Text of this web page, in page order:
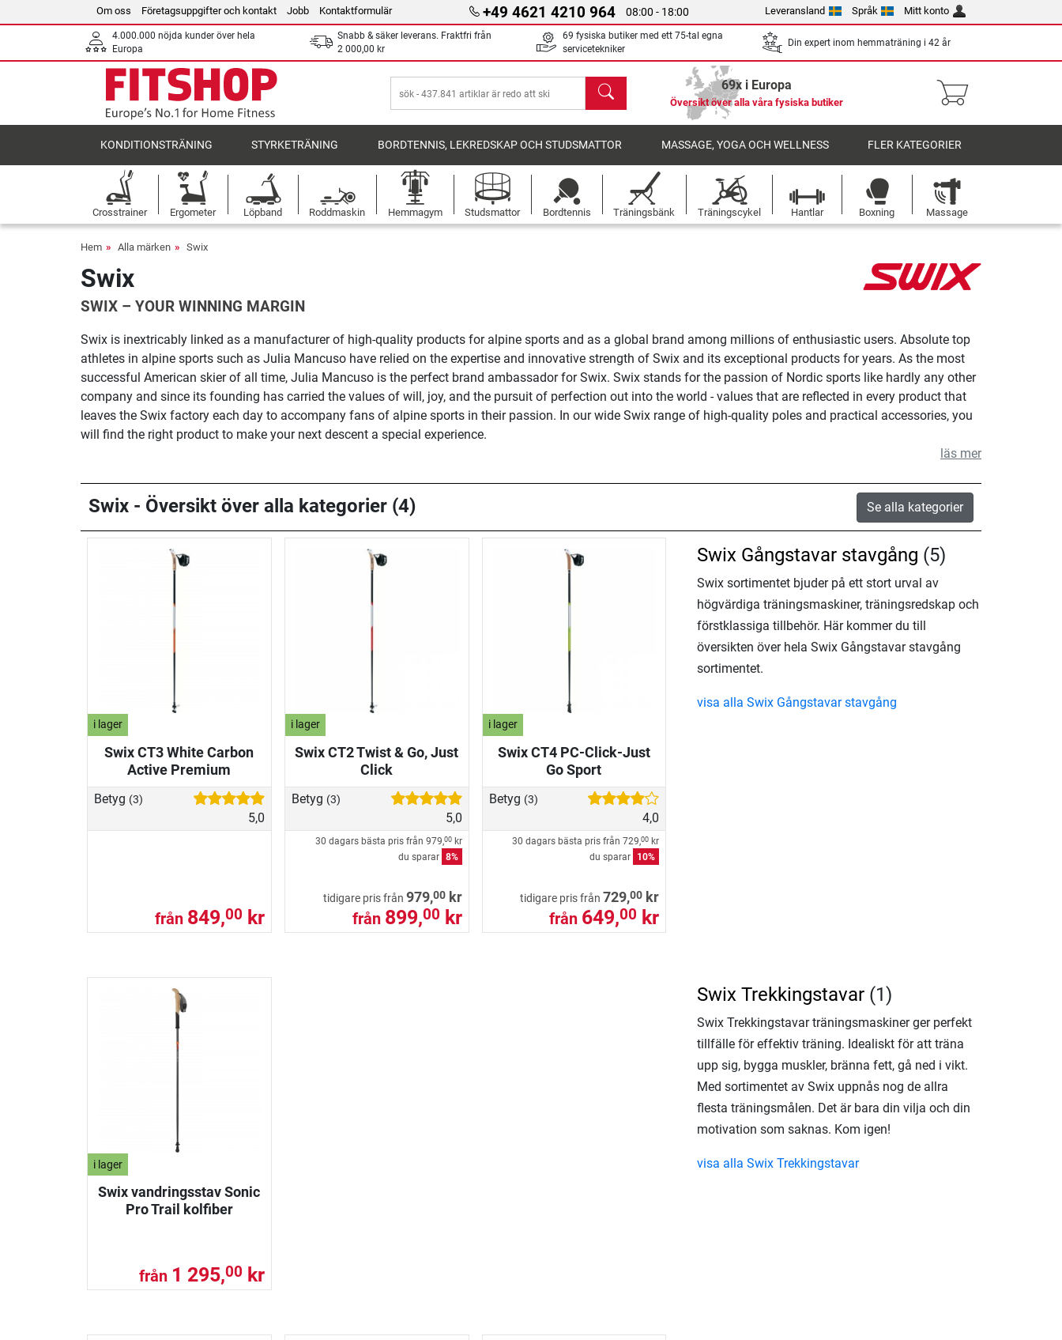
Om oss Företagsuppgifter och kontakt Jobb Kontaktformulär +49 4621 4210 964 08:00 - 18:00 Leveransland Språk Mitt konto
4.000.000 nöjda kunder över hela
Europa
Snabb & säker leverans. Fraktfri från
2 000,00 kr
69 fysiska butiker med ett 75-tal egna
servicetekniker
Din expert inom hemmaträning i 42 år
sök 69x i Europa
Översikt över alla våra fysiska butiker
KONDITIONSTRÄNING STYRKETRÄNING BORDTENNIS, LEKREDSKAP OCH STUDSMATTOR MASSAGE, YOGA OCH WELLNESS FLER KATEGORIER
Crosstrainer Ergometer Löpband Roddmaskin Hemmagym Studsmattor Bordtennis Träningsbänk Träningscykel Hantlar Boxning Massage
Hem Alla märken Swix
Swix
SWIX – YOUR WINNING MARGIN
Swix is inextricably linked as a manufacturer of high-quality products for alpine sports and as a global brand among millions of enthusiastic users. Absolute top
athletes in alpine sports such as Julia Mancuso have relied on the expertise and innovative strength of Swix and its exceptional products for years. As the most
successful American skier of all time, Julia Mancuso is the perfect brand ambassador for Swix. Swix stands for the passion of Nordic sports like hardly any other
company and since its founding has carried the values of will, joy, and the pursuit of perfection out into the world - values that are reflected in every product that
leaves the Swix factory each day to accompany fans of alpine sports in their passion. In our wide Swix range of high-quality poles and practical accessories, you
will find the right product to make your next descent a special experience.
läs mer
Swix - Översikt över alla kategorier (4) Se alla kategorier
i lager
Swix CT3 White Carbon
Active Premium
Betyg (3)
5,0
från 849,00 kr
i lager
Swix CT2 Twist & Go, Just
Click
Betyg (3)
5,0
30 dagars bästa pris från 979,00kr
du sparar 8%
tidigare pris från 979,00kr
från 899,00 kr
i lager
Swix CT4 PC-Click-Just
Go Sport
Betyg (3)
4,0
30 dagars bästa pris från729,00 kr
du sparar
10%
tidigare pris från 729,00 kr
från 649,00 kr
Swix Gångstavar stavgång (5)
Swix sortimentet bjuder på ett stort urval av
högvärdiga träningsmaskiner, träningsredskap och
förstklassiga tillbehör. Här kommer du till
översikten över hela Swix Gångstavar stavgång
sortimentet.
visa alla Swix Gångstavar stavgång
i lager
Swix vandringsstav Sonic
Pro Trail kolfiber
från 1 295,00 kr
Swix Trekkingstavar (1)
Swix Trekkingstavar träningsmaskiner ger perfekt
tillfälle för effektiv träning. Idealiskt för att träna
upp sig, bygga muskler, bränna fett, gå ned i vikt.
Med sortimentet av Swix uppnås nog de allra
flesta träningsmålen. Det är bara din vilja och din
motivation som saknas. Kom igen!
visa alla Swix Trekkingstavar